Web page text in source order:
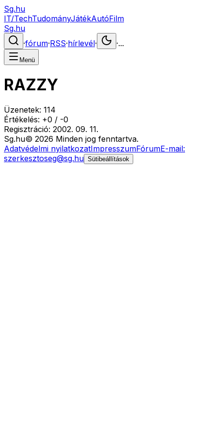
Sg.hu
IT/TechTudományJátékAutóFilm
Sg.hu
·fórum·RSS·hírlevél· ·...
Menü
RAZZY
Üzenetek: 114
Értékelés: +0 / -0
Regisztráció: 2002. 09. 11.
Sg.hu© 2026 Minden jog fenntartva.
Adatvédelmi nyilatkozatImpresszumFórumE-mail:
szerkesztoseg@sg.hu Sütibeállítások